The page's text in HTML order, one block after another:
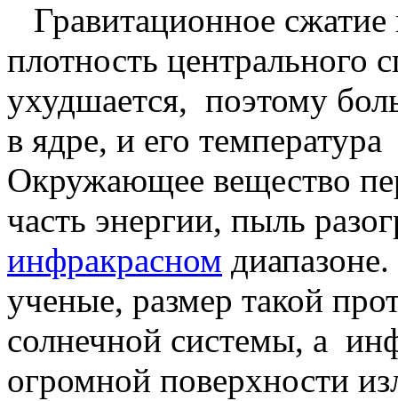
Гравитационное сжатие
плотность центрального
ухудшается, поэтому
в ядре, и его
Окружающее вещество
часть энергии, пыль
инфракрасном
ученые, размер такой
солнечной системы, а
огромной поверхности